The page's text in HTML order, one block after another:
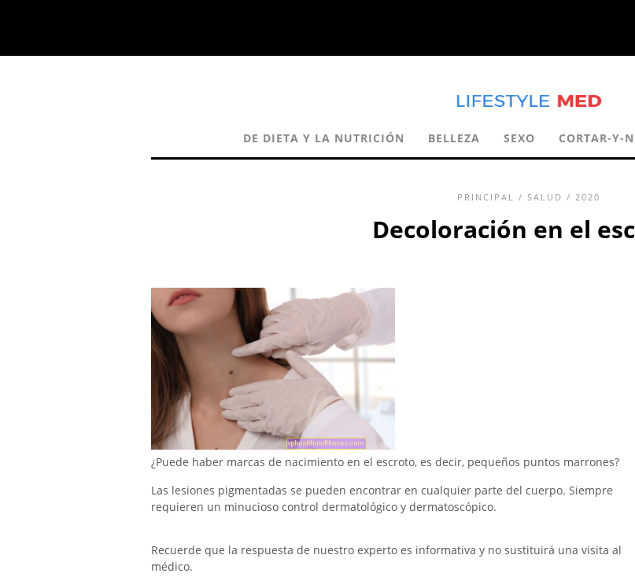
DE DIETA Y LA NUTRICIÓN BELLEZA SEXO CORTAR-Y-
PRINCIPAL / SALUD / 2020
Decoloración en el
¿Puede haber marcas de nacimiento en el escroto, es decir, pequeños puntos marrones?
Las lesiones pigmentadas se pueden encontrar en cualquier parte del cuerpo. Siempre
requieren un minucioso control dermatológico y dermatoscópico.
Recuerde que la respuesta de nuestro experto es informativa y no sustituirá una visita al
médico.